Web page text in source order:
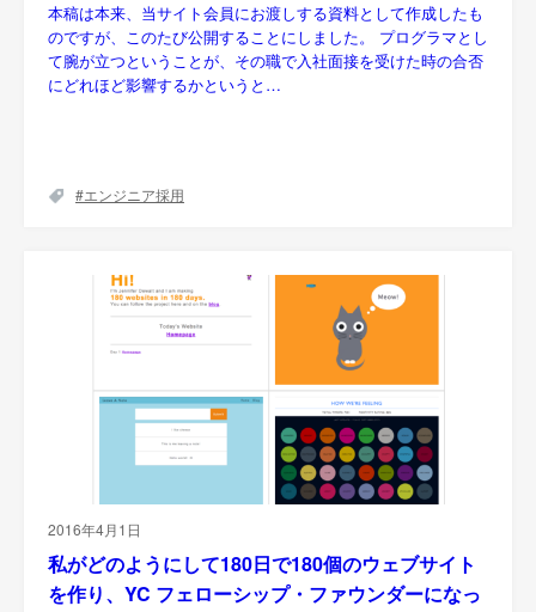
本稿は本来、当サイト会員にお渡しする資料として作成したも
のですが、このたび公開することにしました。 プログラマとし
て腕が立つということが、その職で入社面接を受けた時の合否
にどれほど影響するかというと…
エンジニア採用
2016年4月1日
私がどのようにして180日で180個のウェブサイト
を作り、YC フェローシップ・ファウンダーになっ